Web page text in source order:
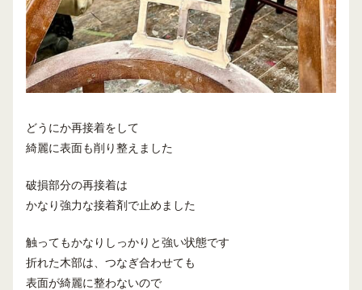
どうにか再接着をして
綺麗に表面も削り整えました
破損部分の再接着は
かなり強力な接着剤で止めました
触ってもかなりしっかりと強い状態です
折れた木部は、つなぎ合わせても
表面が綺麗に整わないので